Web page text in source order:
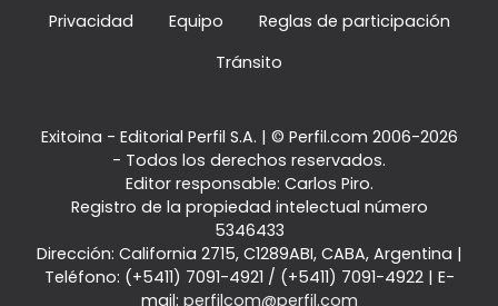
Privacidad
Equipo
Reglas de participación
Tránsito
Exitoina - Editorial Perfil S.A. | © Perfil.com 2006-2026
- Todos los derechos reservados.
Editor responsable: Carlos Piro.
Registro de la propiedad intelectual número
5346433
Dirección: California 2715, C1289ABI, CABA, Argentina |
Teléfono: (+5411) 7091-4921 / (+5411) 7091-4922| E-
mail: perfilcom@perfil.com